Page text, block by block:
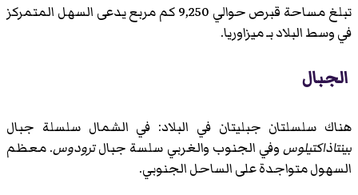
تبلغ مساحة قبرص حوالي 9,250 كم مربع يدعى السهل المتمركز
في وسط البلاد بـ ميزاوريا.
الجبال
هناك سلسلتان جبليتان في البلاد: في الشمال سلسلة جبال
بينتاذاكتيلوسوفي الجنوب والغربي سلسة جبالترودوس. معظم
السهول متواجدة على الساحل الجنوبي.